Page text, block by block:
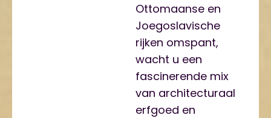
Ottomaanse en
Joegoslavische
rijken omspant,
wacht u een
fascinerende mix
van architecturaal
erfgoed en